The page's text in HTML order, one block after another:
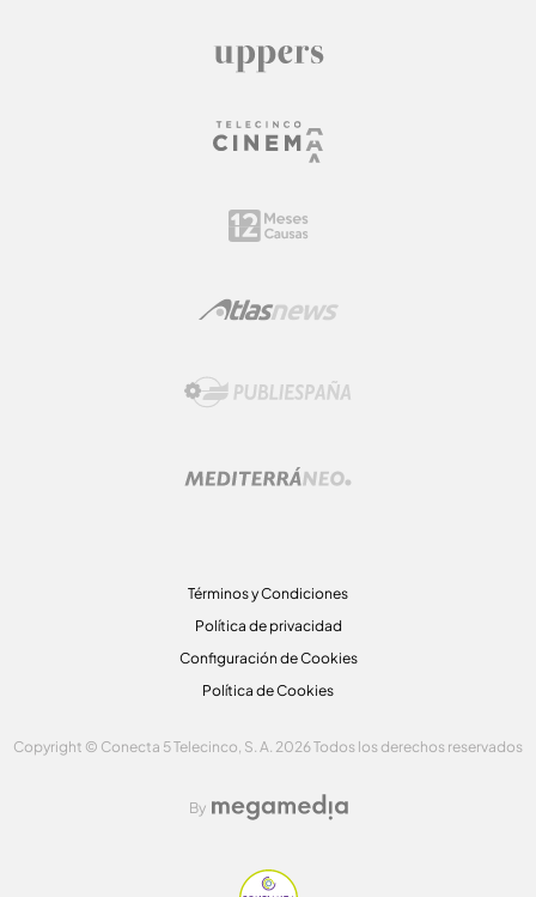
Términos y Condiciones
Política de privacidad
Configuración de Cookies
Política de Cookies
Copyright © Conecta 5 Telecinco, S. A. 2026 Todos los derechos reservados
By